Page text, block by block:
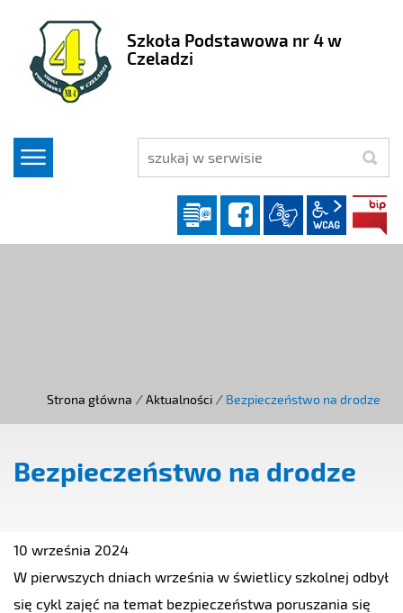
Szkoła Podstawowa nr 4 w
Czeladzi
szukaj
Dziennik elektroniczny
facebook
wcag2.1
Strona główna / Aktualności / Bezpieczeństwo na drodze
Bezpieczeństwo na drodze
10 września 2024
W pierwszych dniach września w świetlicy szkolnej odbył
się cykl zajęć na temat bezpieczeństwa poruszania się